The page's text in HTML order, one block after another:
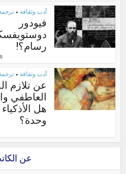
أدب وثقافة •
فيودور
رسام؟!
أدب وثقافة •
عن تلازم
العاطفي
هل الأذكياء
وحدة؟
عن